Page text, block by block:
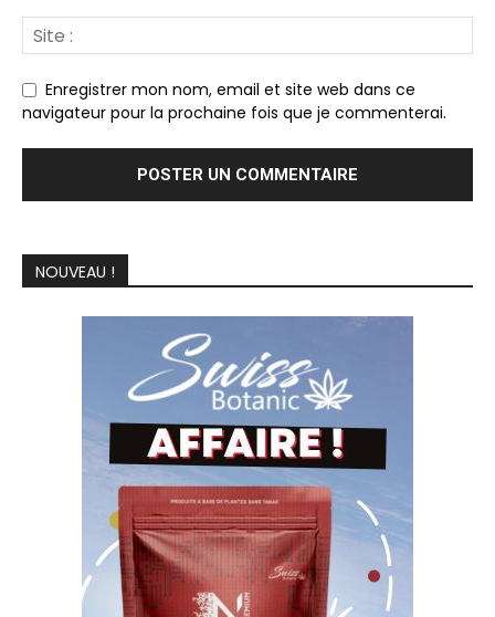
Enregistrer mon nom, email et site web dans ce
navigateur pour la prochaine fois que je commenterai.
NOUVEAU !